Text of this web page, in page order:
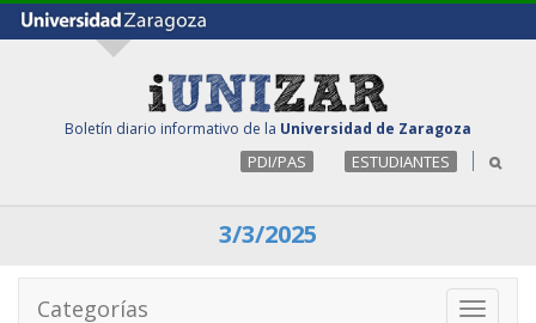
Boletín diario informativo de la Universidad de Zaragoza
PDI/PAS ESTUDIANTES
3/3/2025
Toggle
Categorías